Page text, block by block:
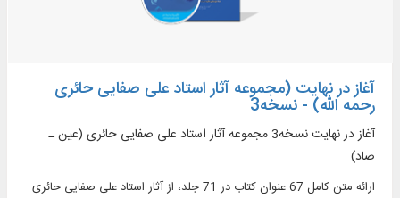
آغاز در نهایت (مجموعه آثار استاد علی صفایی حائری
رحمه الله) - نسخه3
آغاز در نهایت نسخه3 مجموعه آثار استاد علی صفایی حائری (عین ـ
صاد)
ارائه متن کامل 67 عنوان کتاب در 71 جلد، از آثار استاد علی صفایی حائری